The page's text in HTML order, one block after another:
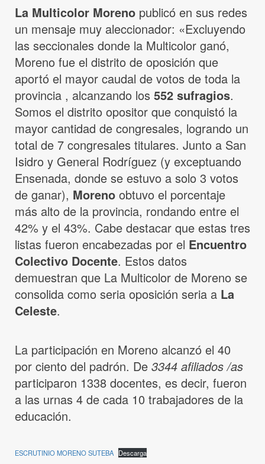
La Multicolor Moreno publicó en sus redes
un mensaje muy aleccionador: «Excluyendo
las seccionales donde la Multicolor ganó,
Moreno fue el distrito de oposición que
aportó el mayor caudal de votos de toda la
provincia , alcanzando los 552 sufragios.
Somos el distrito opositor que conquistó la
mayor cantidad de congresales, logrando un
total de 7 congresales titulares. Junto a San
Isidro y General Rodríguez (y exceptuando
Ensenada, donde se estuvo a solo 3 votos
de ganar), Moreno obtuvo el porcentaje
más alto de la provincia, rondando entre el
42% y el 43%. Cabe destacar que estas tres
listas fueron encabezadas por el Encuentro
Colectivo Docente. Estos datos
demuestran que La Multicolor de Moreno se
consolida como seria oposición seria a La
Celeste.
La participación en Moreno alcanzó el 40
por ciento del padrón. De 3344 afiliados /as
participaron 1338 docentes, es decir, fueron
a las urnas 4 de cada 10 trabajadores de la
educación.
ESCRUTINIO MORENO SUTEBA Descarga